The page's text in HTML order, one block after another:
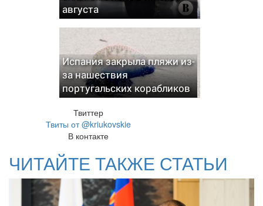
августа
Испания закрыла пляжи из-
за нашествия
португальских корабликов
Твиттер
Твиты от @kriukovskie
В контакте
ЧИТАЙТЕ ТАКЖЕ СТАТЬИ